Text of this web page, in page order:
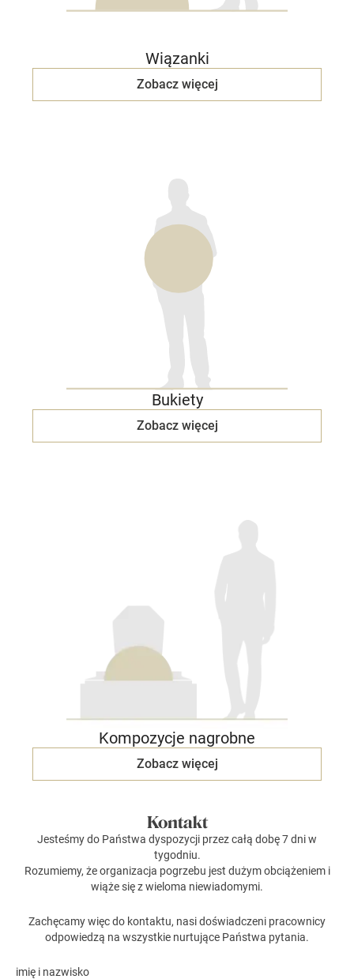
Wiązanki
Zobacz więcej
Bukiety
Zobacz więcej
Kompozycje nagrobne
Zobacz więcej
Kontakt
Jesteśmy do Państwa dyspozycji przez całą dobę 7 dni w
tygodniu.
Rozumiemy, że organizacja pogrzebu jest dużym obciążeniem i
wiąże się z wieloma niewiadomymi.
Zachęcamy więc do kontaktu, nasi doświadczeni pracownicy
odpowiedzą na wszystkie nurtujące Państwa pytania.
imię i nazwisko